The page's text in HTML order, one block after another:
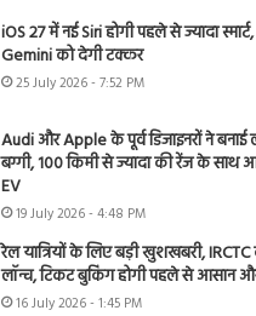
iOS 27 में नई Siri होगी पहले से ज्यादा
Gemini को देगी टक्कर
25 July 2026 - 7:52 PM
Audi और Apple के पूर्व डिजाइनरों ने बनाई
बग्गी, 100 किमी से ज्यादा की रेंज के साथ
EV
19 July 2026 - 4:48 PM
रेल यात्रियों के लिए बड़ी खुशखबरी,
लॉन्च, टिकट बुकिंग होगी पहले से आसान
16 July 2026 - 1:45 PM